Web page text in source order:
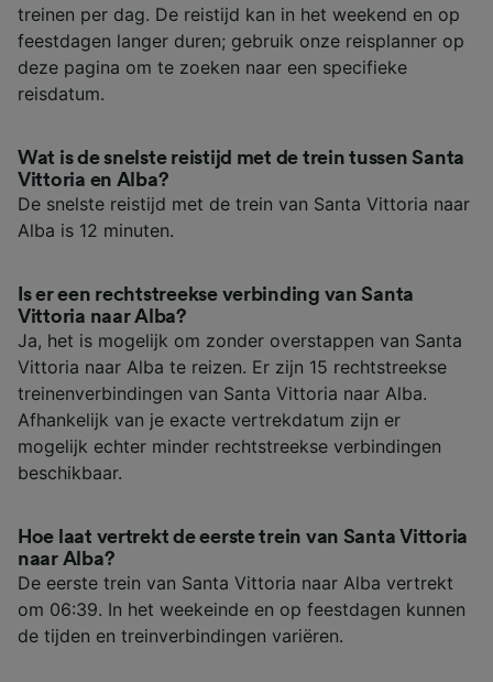
treinen per dag. De reistijd kan in het weekend en op
feestdagen langer duren; gebruik onze reisplanner op
deze pagina om te zoeken naar een specifieke
reisdatum.
Wat is de snelste reistijd met de trein tussen Santa
Vittoria en Alba?
De snelste reistijd met de trein van Santa Vittoria naar
Alba is 12 minuten.
Is er een rechtstreekse verbinding van Santa
Vittoria naar Alba?
Ja, het is mogelijk om zonder overstappen van Santa
Vittoria naar Alba te reizen. Er zijn 15 rechtstreekse
treinenverbindingen van Santa Vittoria naar Alba.
Afhankelijk van je exacte vertrekdatum zijn er
mogelijk echter minder rechtstreekse verbindingen
beschikbaar.
Hoe laat vertrekt de eerste trein van Santa Vittoria
naar Alba?
De eerste trein van Santa Vittoria naar Alba vertrekt
om 06:39. In het weekeinde en op feestdagen kunnen
de tijden en treinverbindingen variëren.